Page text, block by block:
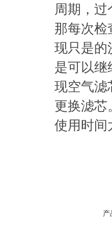
周期，
那每次检
现只是的
是可以继
现空气滤
更换滤芯
使用时间
产